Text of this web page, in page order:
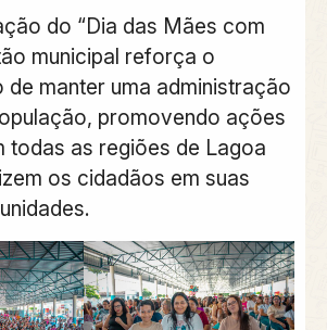
do “Dia das Mães com
municipal reforça o
manter uma administração
promovendo ações
todas as regiões de Lagoa
os cidadãos em suas